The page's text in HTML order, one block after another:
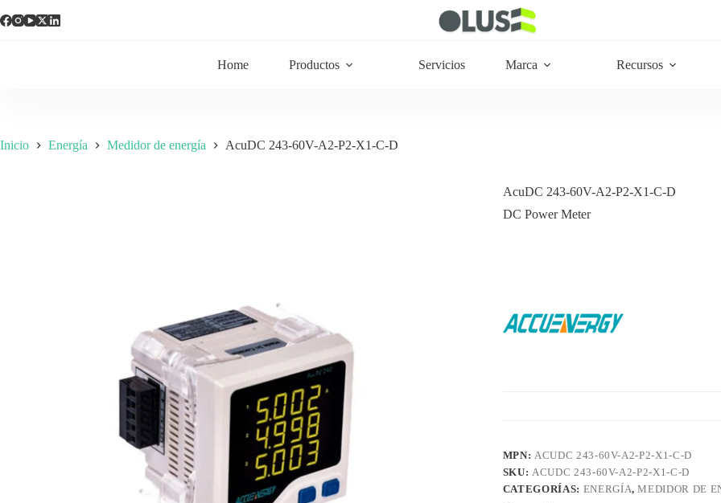
Home Productos Servicios Marca Recursos
Inicio Energía Medidor de energía AcuDC 243-60V-A2-P2-X1-C-D
AcuDC 243-60V-A2-P2-X1-C-D
DC Power Meter
MPN:ACUDC 243-60V-A2-P2-X1-C-D
SKU:ACUDC 243-60V-A2-P2-X1-C-D
CATEGORÍAS: ENERGÍA,MEDIDOR DE